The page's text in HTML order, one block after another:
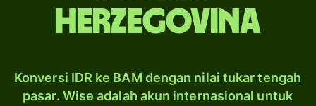
Herzegovina
Konversi IDR ke BAM dengan nilai tukar tengah
pasar. Wise adalah akun internasional untuk